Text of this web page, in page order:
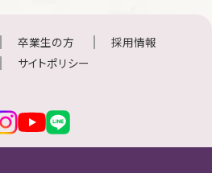
卒業生の方
採用情報
サイトポリシー